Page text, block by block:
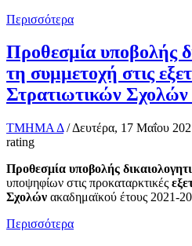
Περισσότερα
Προθεσμία υποβολής
τη συμμετοχή στις
Στρατιωτικών Σχολών
ΤΜΗΜΑ Δ / Δευτέρα, 17 Μαΐου
rating
Προθεσμία υποβολής
υποψηφίων στις προκαταρκτικές
Σχολών ακαδημαϊκού έτους 2021-
Περισσότερα